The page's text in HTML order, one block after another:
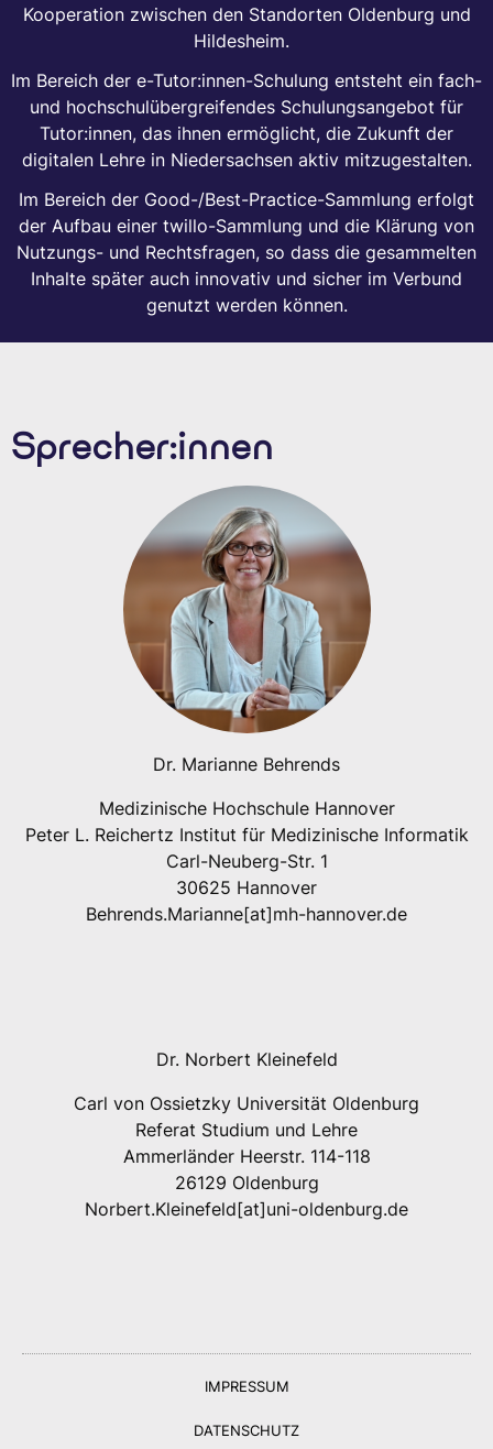
Kooperation zwischen den Standorten Oldenburg und
Hildesheim.
Im Bereich der e-Tutor:innen-Schulung entsteht ein fach-
und hochschulübergreifendes Schulungsangebot für
Tutor:innen, das ihnen ermöglicht, die Zukunft der
digitalen Lehre in Niedersachsen aktiv mitzugestalten.
Im Bereich der Good-/Best-Practice-Sammlung erfolgt
der Aufbau einer twillo-Sammlung und die Klärung von
Nutzungs- und Rechtsfragen, so dass die gesammelten
Inhalte später auch innovativ und sicher im Verbund
genutzt werden können.
Sprecher:innen
Dr. Marianne Behrends
Medizinische Hochschule Hannover
Peter L. Reichertz Institut für Medizinische Informatik
Carl-Neuberg-Str. 1
30625 Hannover
Behrends.Marianne[at]mh-hannover.de
Dr. Norbert Kleinefeld
Carl von Ossietzky Universität Oldenburg
Referat Studium und Lehre
Ammerländer Heerstr. 114-118
26129 Oldenburg
Norbert.Kleinefeld[at]uni-oldenburg.de
IMPRESSUM
DATENSCHUTZ